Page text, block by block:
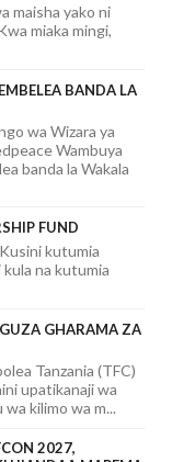
maisha yako ni
miaka mingi,
BANDA LA
wa Wizara ya
Wambuya
banda la Wakala
FUND
kutumia
na kutumia
GHARAMA ZA
Tanzania (TFC)
upatikanaji wa
kilimo wa m...
2027,